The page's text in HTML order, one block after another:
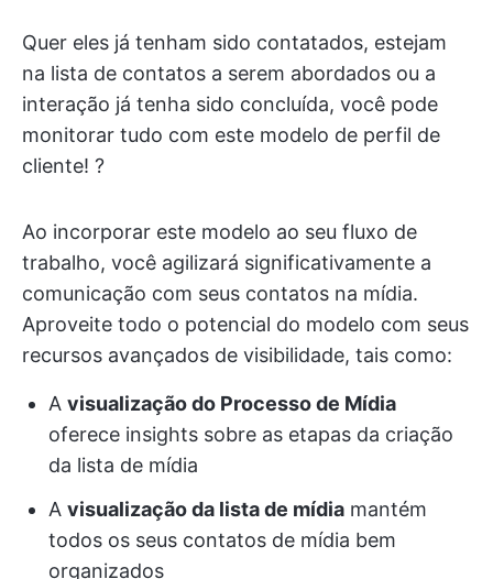
Quer eles já tenham sido contatados, estejam
na lista de contatos a serem abordados ou a
interação já tenha sido concluída, você pode
monitorar tudo com este modelo de perfil de
cliente! ?
Ao incorporar este modelo ao seu fluxo de
trabalho, você agilizará significativamente a
comunicação com seus contatos na mídia.
Aproveite todo o potencial do modelo com seus
recursos avançados de visibilidade, tais como:
A visualização do Processo de Mídia
oferece insights sobre as etapas da criação
da lista de mídia
A visualização da lista de mídia mantém
todos os seus contatos de mídia bem
organizados